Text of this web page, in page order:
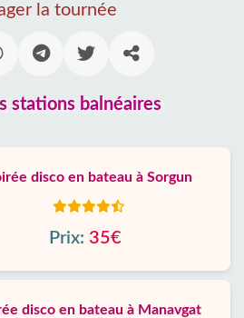
la tournée
stations balnéaires
disco en bateau à Sorgun
Prix: 35€
disco en bateau à Manavgat